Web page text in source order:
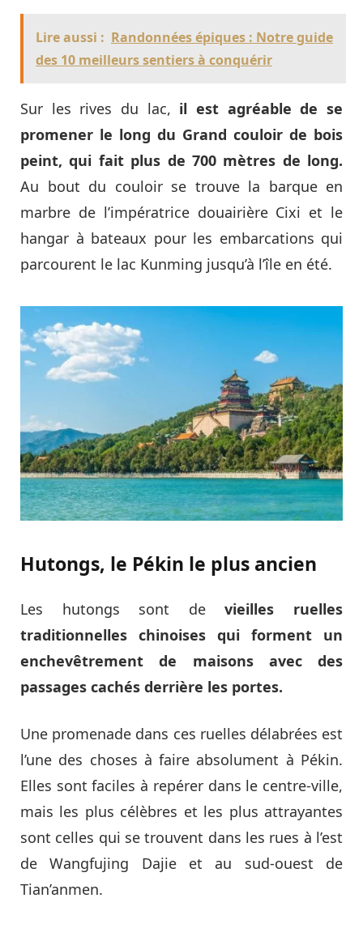
Lire aussi : Randonnées épiques : Notre guide
des 10 meilleurs sentiers à conquérir
Sur les rives du lac, il est agréable de se
promener le long du Grand couloir de bois
peint, qui fait plus de 700 mètres de long.
Au bout du couloir se trouve la barque en
marbre de l’impératrice douairière Cixi et le
hangar à bateaux pour les embarcations qui
parcourent le lac Kunming jusqu’à l’île en été.
Hutongs, le Pékin le plus ancien
Les hutongs sont devieilles ruelles
traditionnelles chinoises qui forment un
enchevêtrement de maisons avec des
passages cachés derrière les portes.
Une promenade dans ces ruelles délabrées est
l’une des choses à faire absolument à Pékin.
Elles sont faciles à repérer dans le centre-ville,
mais les plus célèbres et les plus attrayantes
sont celles qui se trouvent dans les rues à l’est
de Wangfujing Dajie et au sud-ouest de
Tian’anmen.